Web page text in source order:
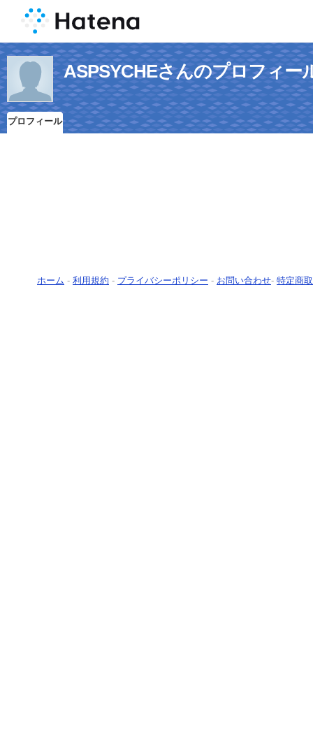
ASPSYCHEさんのプロフィー
プロフィール
ホーム - 利用規約 - プライバシーポリシー - お問い合わせ- 特定商